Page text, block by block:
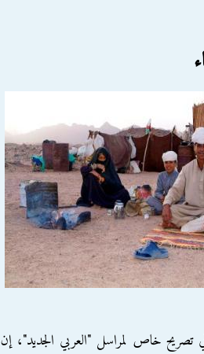
تصريح خاص لمراسل "العربي الجديد"، إن